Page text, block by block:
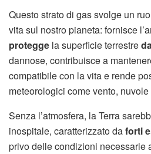
Questo strato di gas svolge un
vita sul nostro pianeta: fornisce
protegge la superficie terrestre
dannose, contribuisce a
compatibile con la vita e rende
meteorologici come vento,
Senza l’atmosfera, la Terra
inospitale, caratterizzato daforti
privo delle condizioni necessarie